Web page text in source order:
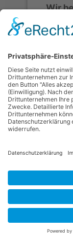
Wir
Service
Wir
Service
Ihren
Nutzung
Mehr